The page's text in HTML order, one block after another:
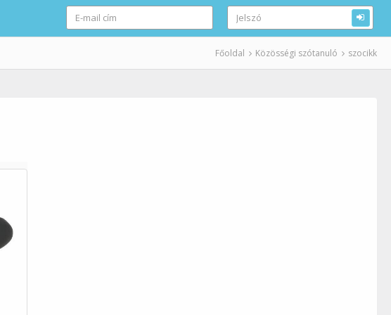
Főoldal Közösségi szótanuló szocikk